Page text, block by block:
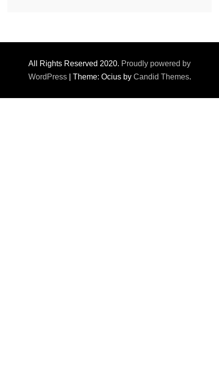
All Rights Reserved 2020. Proudly powered by
WordPress
Theme: Ocius by Candid Themes.